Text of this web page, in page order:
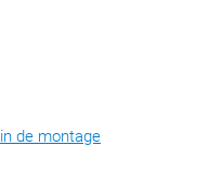
in de montage